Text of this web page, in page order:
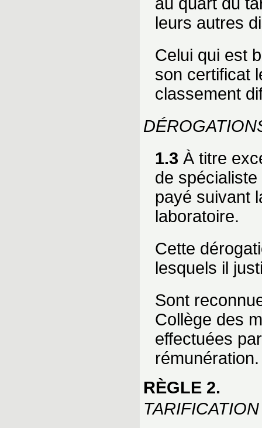
leurs autres
Celui qui est
son certificat
classement
1.3 À titre
de
payé suivant
laboratoire.
Cette
lesquels il
Sont
Collège des
effectuées
rémunération.
RÈGLE 2.